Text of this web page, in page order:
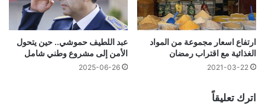
ارتفاع اسعار مجموعة من المواد
الغذائية مع اقتراب رمضان
2021-03-22
عبد اللطيف حموشي.. حين يتحول
الأمن إلى مشروع وطني شامل
2025-06-26
اترك تعليقاً